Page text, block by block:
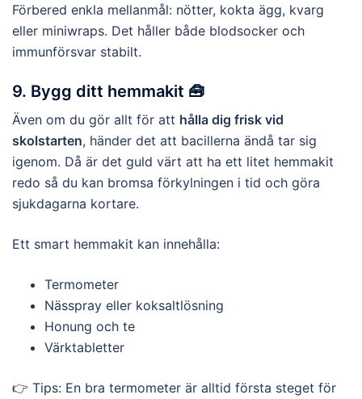
Förbered enkla mellanmål: nötter, kokta ägg, kvarg
eller miniwraps. Det håller både blodsocker och
immunförsvar stabilt.
9. Bygg ditt hemmakit 🧰
Även om du gör allt för att hålla dig frisk vid
skolstarten, händer det att bacillerna ändå tar sig
igenom. Då är det guld värt att ha ett litet hemmakit
redo så du kan bromsa förkylningen i tid och göra
sjukdagarna kortare.
Ett smart hemmakit kan innehålla:
Termometer
Nässpray eller koksaltlösning
Honung och te
Värktabletter
👉 Tips: En bra termometer är alltid första steget för